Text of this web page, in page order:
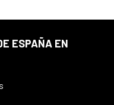
ESPAÑA EN